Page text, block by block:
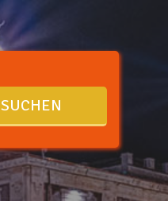
SUCHEN